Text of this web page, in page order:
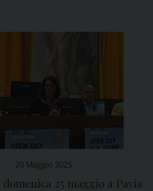
20 Maggio 2025
domenica 25 maggio a Pavia